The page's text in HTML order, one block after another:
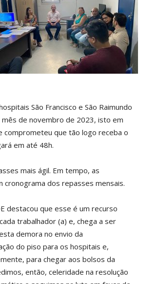
São Francisco e São Raimundo
de novembro de 2023, isto em
comprometeu que tão logo receba o
em até 48h.
mais ágil. Em tempo, as
cronograma dos repasses mensais.
destacou que esse é um recurso
trabalhador (a) e, chega a ser
demora no envio da
do piso para os hospitais e,
para chegar aos bolsos da
então, celeridade na resolução